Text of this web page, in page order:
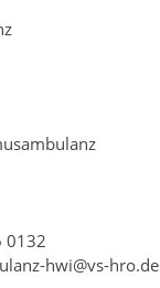
0132
hwi@vs-hro.de